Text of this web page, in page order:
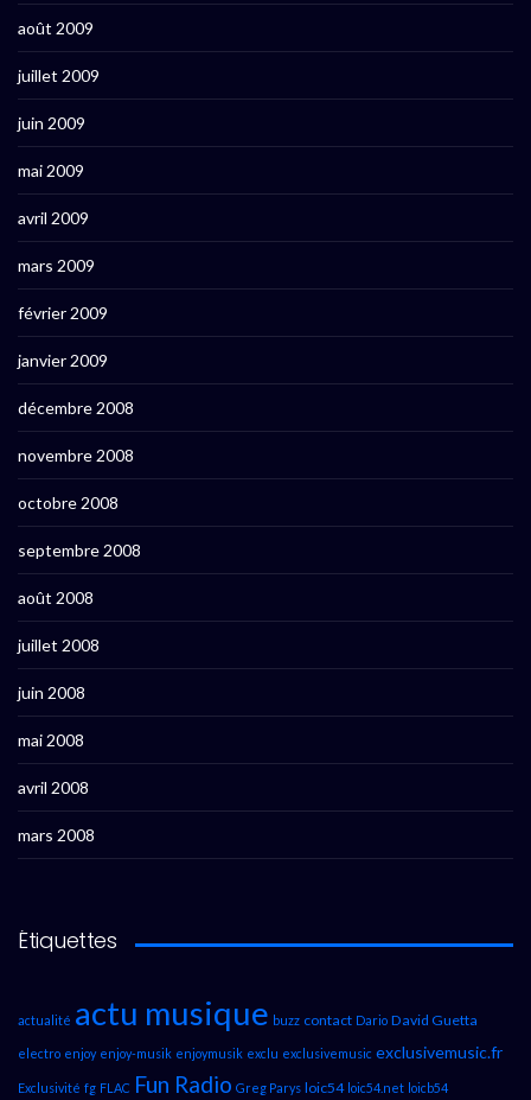
août 2009
juillet 2009
juin 2009
mai 2009
avril 2009
mars 2009
février 2009
janvier 2009
décembre 2008
novembre 2008
octobre 2008
septembre 2008
août 2008
juillet 2008
juin 2008
mai 2008
avril 2008
mars 2008
Étiquettes
actualité actu musique buzz contact Dario David Guetta
electro enjoy enjoy-musik enjoymusik exclu exclusivemusic exclusivemusic.fr
Exclusivité fg FLAC Fun Radio Greg Parys loic54 loic54.net loicb54